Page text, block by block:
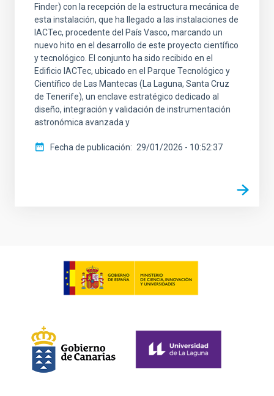
Finder) con la recepción de la estructura mecánica de
esta instalación, que ha llegado a las instalaciones de
IACTec, procedente del País Vasco, marcando un
nuevo hito en el desarrollo de este proyecto científico
y tecnológico. El conjunto ha sido recibido en el
Edificio IACTec, ubicado en el Parque Tecnológico y
Científico de Las Mantecas (La Laguna, Santa Cruz
de Tenerife), un enclave estratégico dedicado al
diseño, integración y validación de instrumentación
astronómica avanzada y
Fecha de publicación 29/01/2026 - 10:52:37